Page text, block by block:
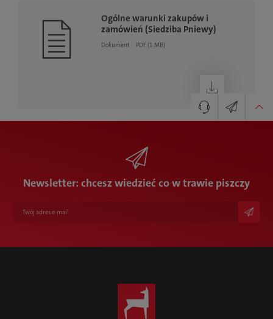
Ogólne warunki zakupów i
zamówień (Siedziba Pniewy)
Dokument PDF (1 MB)
Pobierz
Twój kontakt z firmą Karl Knauer
+48 61 4455400
info@karlknauer.pl
Newsletter: chcesz wiedzieć co w trawie piszczy